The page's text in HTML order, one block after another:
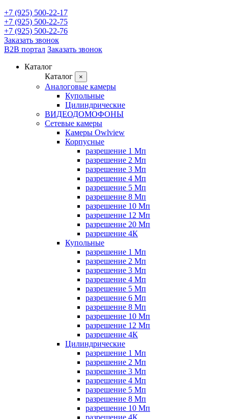
+7 (925) 500-22-17
+7 (925) 500-22-75
+7 (925) 500-22-76
Заказать звонок
B2B портал Заказать звонок
Каталог
Каталог
×
Аналоговые камеры
Купольные
Цилиндрические
ВИДЕОДОМОФОНЫ
Сетевые камеры
Камеры Owlview
Корпусные
разрешение 1 Мп
разрешение 2 Мп
разрешение 3 Мп
разрешение 4 Мп
разрешение 5 Мп
разрешение 8 Мп
разрешение 10 Мп
разрешение 12 Мп
разрешение 20 Мп
разрешение 4К
Купольные
разрешение 1 Мп
разрешение 2 Мп
разрешение 3 Мп
разрешение 4 Мп
разрешение 5 Мп
разрешение 6 Мп
разрешение 8 Мп
разрешение 10 Мп
разрешение 12 Мп
разрешение 4К
Цилиндрические
разрешение 1 Мп
разрешение 2 Мп
разрешение 3 Мп
разрешение 4 Мп
разрешение 5 Мп
разрешение 8 Мп
разрешение 10 Мп
разрешение 4К